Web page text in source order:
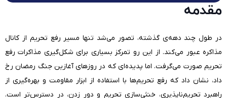
مقدمه
در طول چند دهه‌ی گذشته، تصور می‌شد تنها مسیر رفع تحریم از کانال
مذاکره عبور می‌کند. از این رو تمرکز بسیاری برای شکل‌گیری مذاکرات رفع
تحریم صورت می‌گرفت. اما پدیده‌ای که در روزهای آغازین جنگ رمضان رخ
داد، نشان داد که رفع تحریم‌ها با استفاده از ابزار مقاومت و بهره‌گیری از
راهبرد تحریم‌ناپذیری، خنثی‌سازی تحریم و دور زدن، در دسترس‌تر است.